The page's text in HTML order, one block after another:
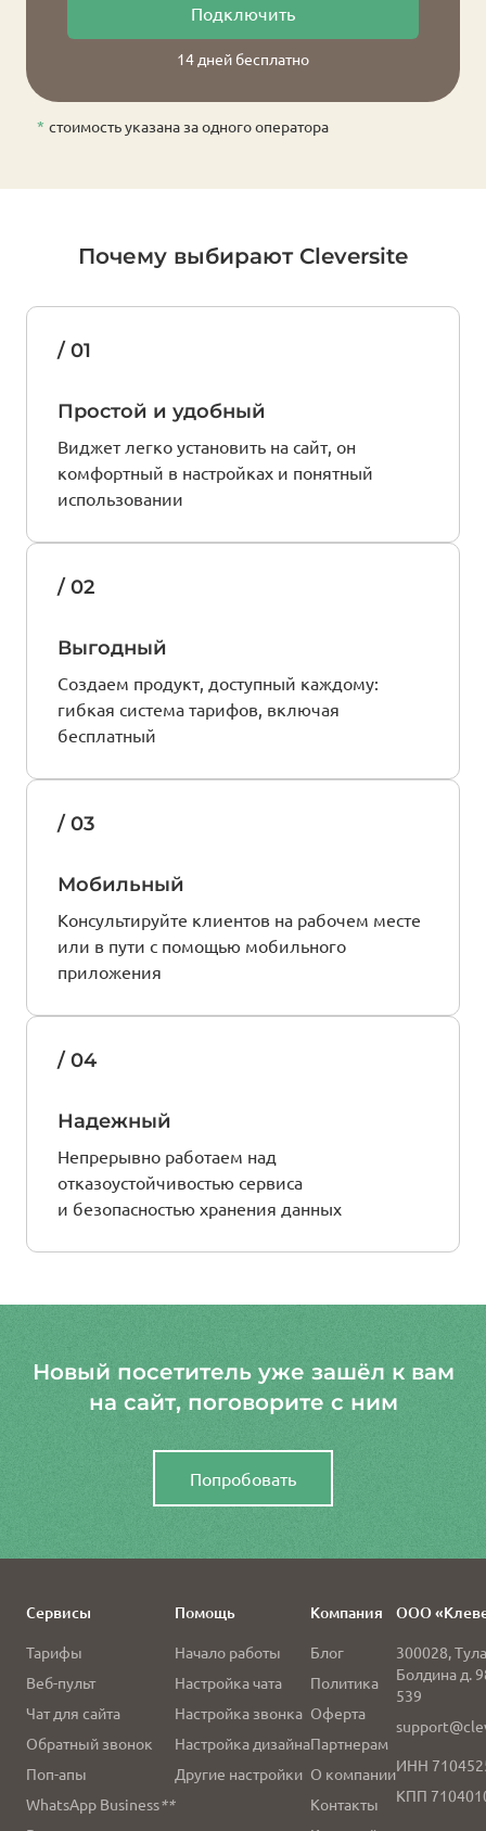
Подключить
14 дней бесплатно
стоимость указана за одного оператора
Почему выбирают Cleversite
/ 01
Простой и удобный
Виджет легко установить на сайт, он
комфортный в настройках и понятный
использовании
/ 02
Выгодный
Создаем продукт, доступный каждому:
гибкая система тарифов, включая
бесплатный
/ 03
Мобильный
Консультируйте клиентов на рабочем месте
или в пути с помощью мобильного
приложения
/ 04
Надежный
Непрерывно работаем над
отказоустойчивостью сервиса
и безопасностью хранения данных
Новый посетитель уже зашёл к вам
на сайт, поговорите с ним
Попробовать
Сервисы
Тарифы
Веб-пульт
Чат для сайта
Обратный звонок
Поп-апы
WhatsApp Business**
Помощь
Начало работы
Настройка чата
Настройка звонка
Настройка дизайна
Другие настройки
Компания
Блог
Политика
Оферта
Партнерам
О компании
Контакты
ООО
300028,Тула
Болдина д.
539
ИНН
КПП